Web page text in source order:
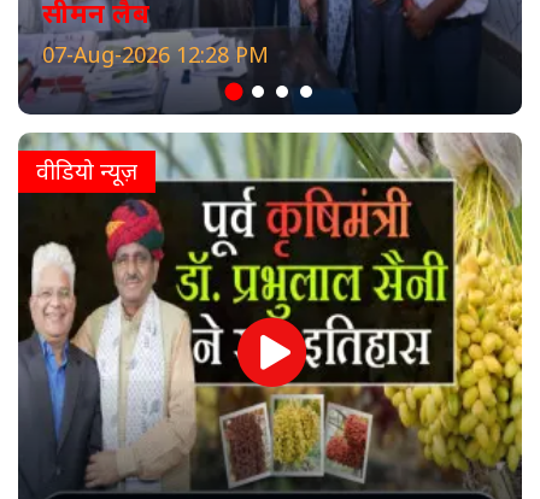
सीमन लैब
07-Aug-2026 12:28 PM
वीडियो न्यूज़